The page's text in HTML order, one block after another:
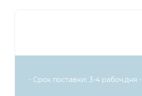
- Срок поставки: 3-4 рабоч.дня -